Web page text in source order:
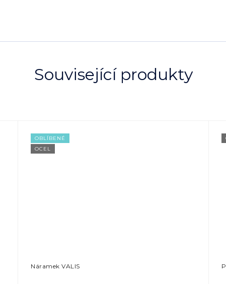
Související produkty
OBLÍBENÉ
OCEL
Náramek VALIS